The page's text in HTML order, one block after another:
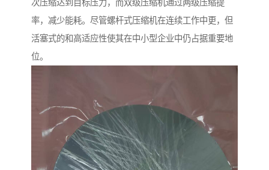
次压缩达到目标压力，而双级压缩机通过两级压缩提
率，减少能耗。尽管螺杆式压缩机在连续工作中更，但
活塞式的和高适应性使其在中小型企业中仍占据重要地
位。